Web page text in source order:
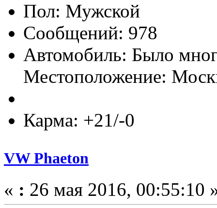
Пол:
Сообщений: 978
Автомобиль: Было
Местоположение:
Карма: +21/-0
VW Phaeton
« : 26 мая 2016, 00:55:10